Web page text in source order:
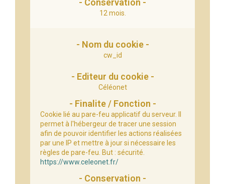
12 mois.
cw_id
Céléonet
Cookie lié au pare-feu applicatif du serveur.
permet à l'hébergeur de tracer une session
afin de pouvoir identifier les actions réalisées
par une IP et mettre à jour si nécessaire les
règles de pare-feu. But : sécurité.
https://www.celeonet.fr/